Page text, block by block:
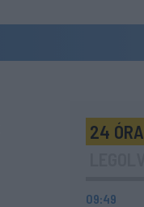
24 ÓRA
09:49